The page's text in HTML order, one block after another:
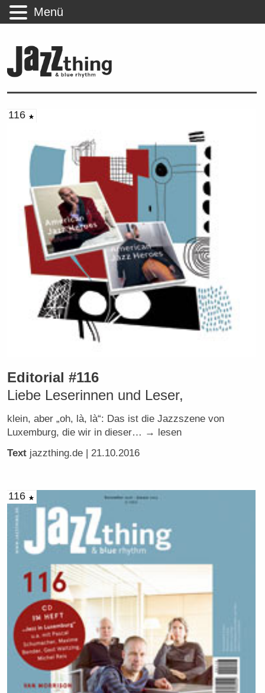
116
Editorial #116
Liebe Leserinnen und Leser,
klein, aber „oh, là, là“: Das ist die Jazzszene von
Luxemburg, die wir in dieser… → lesen
Text jazzthing.de | 21.10.2016
116
Menü